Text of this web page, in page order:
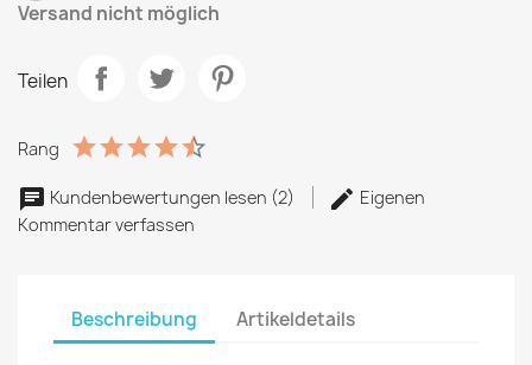
Versand nicht möglich
Teilen
Rang
Kundenbewertungen lesen (2)
Eigenen
Kommentar verfassen
Beschreibung Artikeldetails